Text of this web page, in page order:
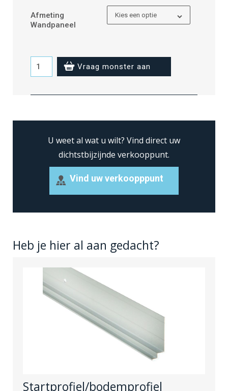
Afmeting
Wandpaneel
Kies een optie
Aqua
Mint
voeglijn
Vraag monster aan
U weet al wat u wilt? Vind direct uw
dichtstbijzijnde verkooppunt.
Vind uw verkoopppunt
Heb je hier al aan gedacht?
Startprofiel/bodemprofiel